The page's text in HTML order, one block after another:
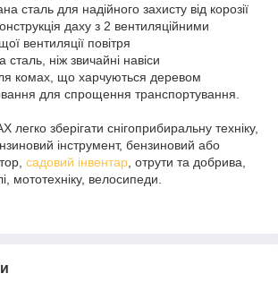
сталь для надійного захисту від корозії
даху з 2 вентиляційними
вентиляції повітря
ніж звичайні навіси
комах, що харчуються деревом
для спрощення транспортування.
легко зберігати снігоприбиральну техніку,
інструмент, бензиновий або
садовий інвентар , отрути та добрива,
мототехніку, велосипеди.